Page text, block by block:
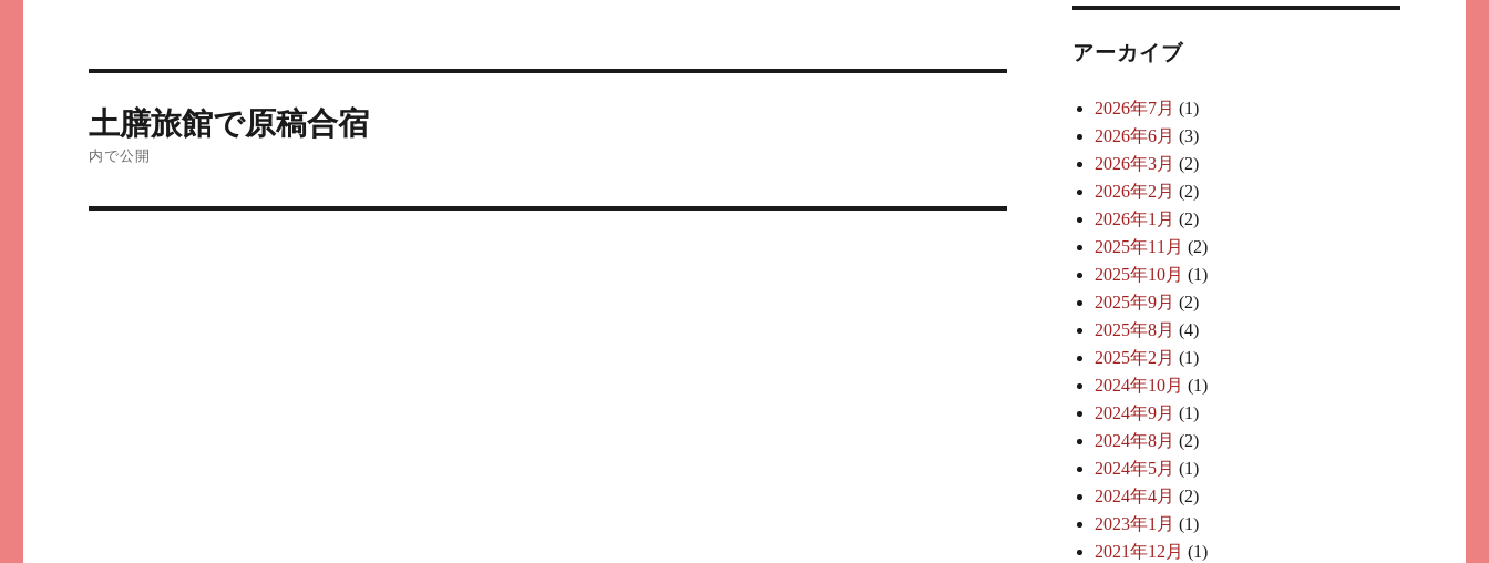
稿
土膳旅館で原稿合宿
内で公開
アーカイブ
2026年7月 (1)
2026年6月 (3)
2026年3月 (2)
2026年2月 (2)
2026年1月 (2)
2025年11月 (2)
2025年10月 (1)
2025年9月 (2)
2025年8月 (4)
2025年2月 (1)
2024年10月 (1)
2024年9月 (1)
2024年8月 (2)
2024年5月 (1)
2024年4月 (2)
2023年1月 (1)
2021年12月 (1)